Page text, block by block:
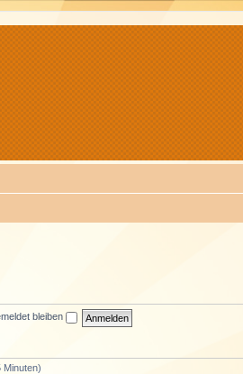
bleiben
Minuten)